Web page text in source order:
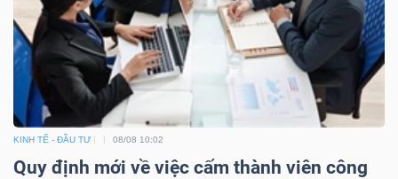
KINH TẾ - ĐẦU TƯ 08/08 10:02
Quy định mới về việc cấm thành viên công